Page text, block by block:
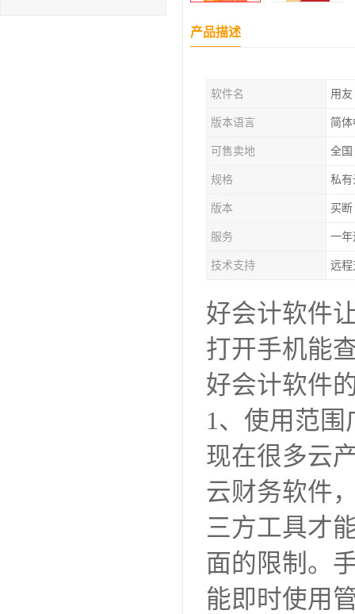
产品描述
软件名 用友
版本语言 简
可售卖地 全国
规格 私有
版本 买断
服务 一年
技术支持 远程
好会计软件
打开手机能
好会计软件
1、使用范
现在很多云
云财务软件
三方工具才
面的限制。
能即时使用